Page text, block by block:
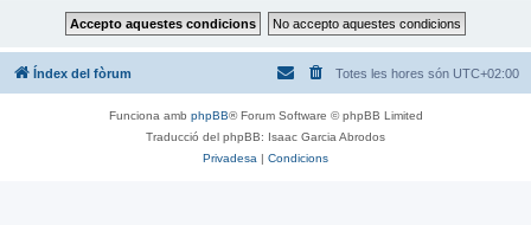
Índex del fòrum Totes les hores són UTC+02:00
Funciona amb phpBB® Forum Software © phpBB Limited
Traducció del phpBB: Isaac Garcia Abrodos
Privadesa | Condicions